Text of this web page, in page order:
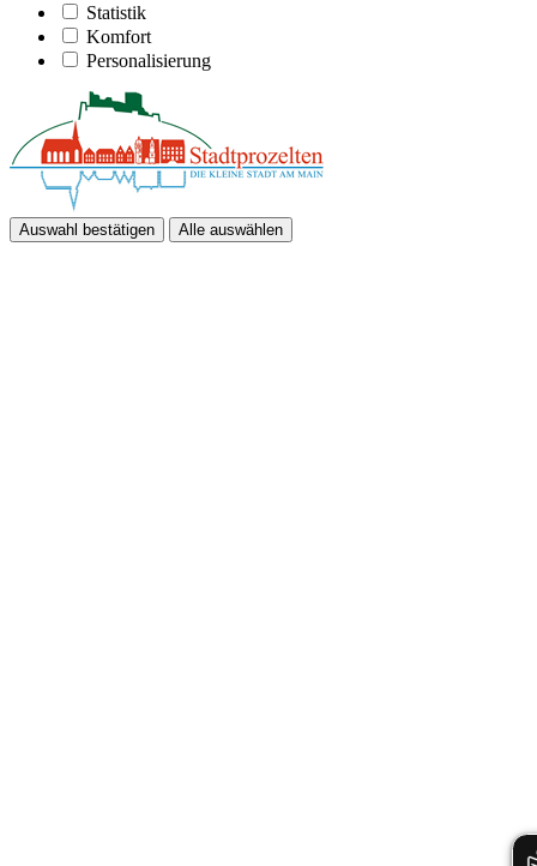
Statistik
Komfort
Personalisierung
Auswahl bestätigen Alle auswählen